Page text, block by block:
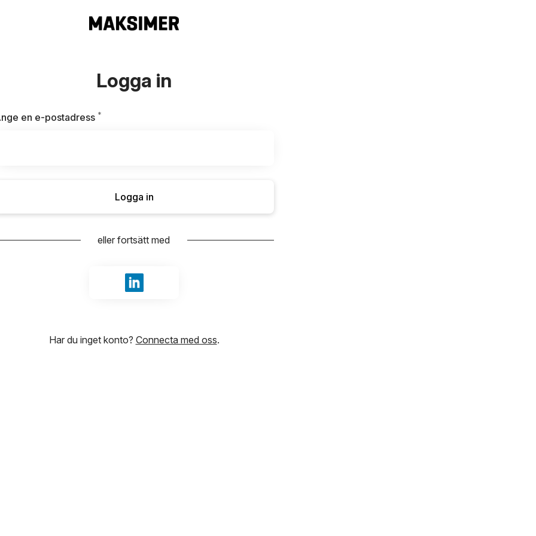
Logga in
en e-postadress *
Logga in
eller fortsätt med
Logga in med LinkedIn
Har du inget konto? Connecta med oss.